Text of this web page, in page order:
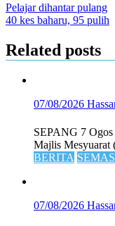
Pelajar dihantar pulang
40 kes baharu, 95 pulih
Related posts
07/08/2026
SEPANG 7
Majlis Mesyuarat
BERITA
07/08/2026